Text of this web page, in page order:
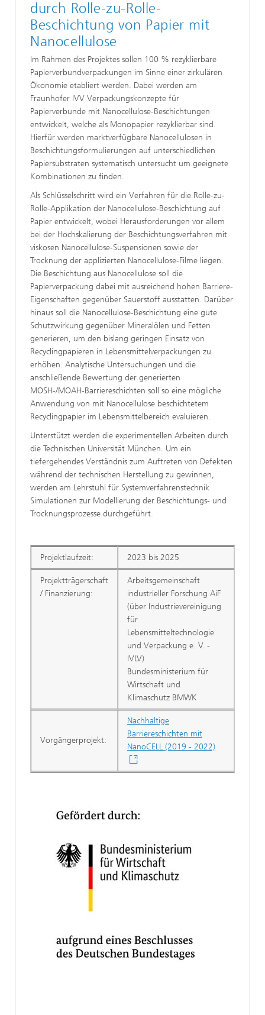
durch Rolle-zu-Rolle-
Beschichtung von Papier mit
Nanocellulose
Im Rahmen des Projektes sollen 100 % rezyklierbare
Papierverbundverpackungen im Sinne einer zirkulären
Ökonomie etabliert werden. Dabei werden am
Fraunhofer IVV Verpackungskonzepte für
Papierverbunde mit Nanocellulose-Beschichtungen
entwickelt, welche als Monopapier rezyklierbar sind.
Hierfür werden marktverfügbare Nanocellulosen in
Beschichtungsformulierungen auf unterschiedlichen
Papiersubstraten systematisch untersucht um geeignete
Kombinationen zu finden.
Als Schlüsselschritt wird ein Verfahren für die Rolle-zu-
Rolle-Applikation der Nanocellulose-Beschichtung auf
Papier entwickelt, wobei Herausforderungen vor allem
bei der Hochskalierung der Beschichtungsverfahren mit
viskosen Nanocellulose-Suspensionen sowie der
Trocknung der applizierten Nanocellulose-Filme liegen.
Die Beschichtung aus Nanocellulose soll die
Papierverpackung dabei mit ausreichend hohen Barriere-
Eigenschaften gegenüber Sauerstoff ausstatten. Darüber
hinaus soll die Nanocellulose-Beschichtung eine gute
Schutzwirkung gegenüber Mineralölen und Fetten
generieren, um den bislang geringen Einsatz von
Recyclingpapieren in Lebensmittelverpackungen zu
erhöhen. Analytische Untersuchungen und die
anschließende Bewertung der generierten
MOSH-/MOAH-Barriereschichten soll so eine mögliche
Anwendung von mit Nanocellulose beschichtetem
Recyclingpapier im Lebensmittelbereich evaluieren.
Unterstützt werden die experimentellen Arbeiten durch
die Technischen Universität München. Um ein
tiefergehendes Verständnis zum Auftreten von Defekten
während der technischen Herstellung zu gewinnen,
werden am Lehrstuhl für Systemverfahrenstechnik
Simulationen zur Modellierung der Beschichtungs- und
Trocknungsprozesse durchgeführt.
Projektlaufzeit: 2023 bis 2025
Projektträgerschaft
/ Finanzierung:
Arbeitsgemeinschaft
industrieller Forschung AiF
(über Industrievereinigung
für
Lebensmitteltechnologie
und Verpackung e. V. -
IVLV)
Bundesministerium für
Wirtschaft und
Klimaschutz BMWK
Vorgängerprojekt:
Nachhaltige
Barriereschichten mit
NanoCELL (2019 - 2022)